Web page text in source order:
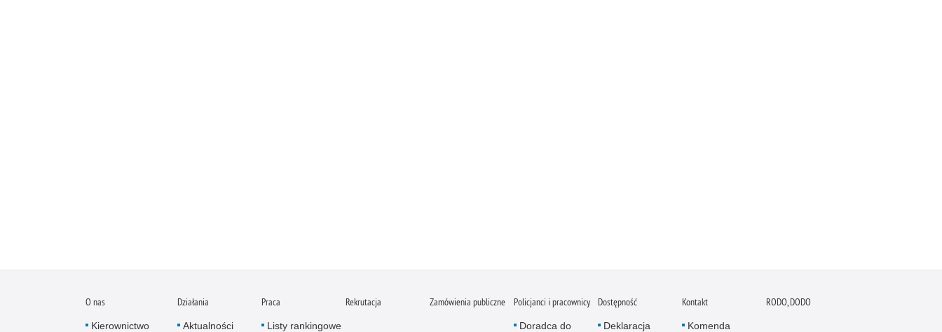
O nas
Kierownictwo
Działania
Aktualności
Praca
Listy rankingowe
Rekrutacja Zamówienia publiczne Policjanci i pracownicy
Doradca do
Dostępność
Deklaracja
Kontakt
Komenda
RODO, DODO